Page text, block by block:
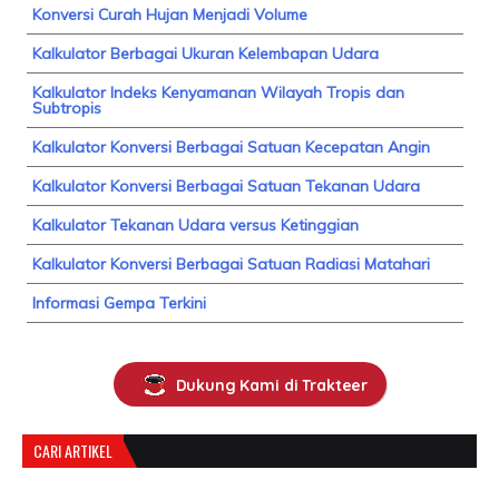
Konversi Curah Hujan Menjadi Volume
Kalkulator Berbagai Ukuran Kelembapan Udara
Kalkulator Indeks Kenyamanan Wilayah Tropis dan
Subtropis
Kalkulator Konversi Berbagai Satuan Kecepatan Angin
Kalkulator Konversi Berbagai Satuan Tekanan Udara
Kalkulator Tekanan Udara versus Ketinggian
Kalkulator Konversi Berbagai Satuan Radiasi Matahari
Informasi Gempa Terkini
Dukung Kami di Trakteer
CARI ARTIKEL